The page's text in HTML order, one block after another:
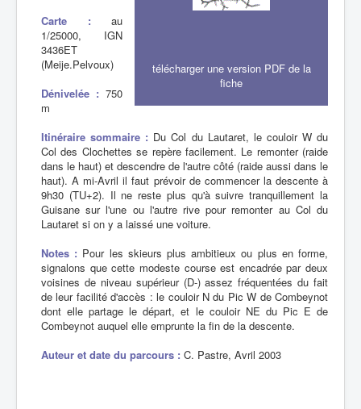
télécharger une version PDF de la
fiche
Carte : au
1/25000, IGN
3436ET
(Meije.Pelvoux)
Dénivelée : 750
m
Itinéraire sommaire : Du Col du Lautaret, le couloir W du
Col des Clochettes se repère facilement. Le remonter (raide
dans le haut) et descendre de l'autre côté (raide aussi dans le
haut). A mi-Avril il faut prévoir de commencer la descente à
9h30 (TU+2). Il ne reste plus qu'à suivre tranquillement la
Guisane sur l'une ou l'autre rive pour remonter au Col du
Lautaret si on y a laissé une voiture.
Notes : Pour les skieurs plus ambitieux ou plus en forme,
signalons que cette modeste course est encadrée par deux
voisines de niveau supérieur (D-) assez fréquentées du fait
de leur facilité d'accès : le couloir N du Pic W de Combeynot
dont elle partage le départ, et le couloir NE du Pic E de
Combeynot auquel elle emprunte la fin de la descente.
Auteur et date du parcours : C. Pastre, Avril 2003